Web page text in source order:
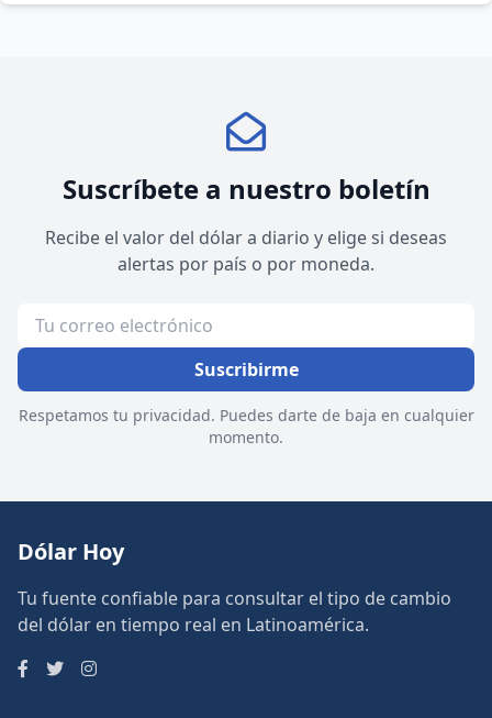
Suscríbete a nuestro boletín
Recibe el valor del dólar a diario y elige si deseas
alertas por país o por moneda.
Suscribirme
Respetamos tu privacidad. Puedes darte de baja en cualquier
momento.
Dólar Hoy
Tu fuente confiable para consultar el tipo de cambio
del dólar en tiempo real en Latinoamérica.